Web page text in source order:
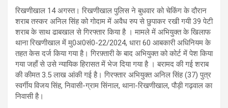
रिखणीखाल 14 अगस्त। रिखणीखाल पुलिस ने बुधवार को चेकिंग के दौरान
शराब तस्कर अनिल सिंह को गोदाम में अवैध रुप से छुपाकर रखी गयी 39 पेटी
शराब के साथ ढाबखाल से गिरफ्तार किया है । मामले में अभियुक्त के खिलाफ
थाना रिखणीखाल में मु0अ0सं0-22/2024, धारा 60 आबकारी अधिनियम के
तहत केस दर्ज किया गया है। गिरफ़्तारी के बाद अभियुक्त को कोर्ट में पेश किया
गया जहाँ से उसे न्यायिक हिरासत में भेज दिया गया है । बरामद की गई शराब
की कीमत 3.5 लाख आंकी गई है। गिरफ्तार अभियुक्त अनिल सिंह (37) पुत्र
स्वर्गीय विजय सिंह, निवासी-ग्राम सिंनाल, थाना-रिखणीखाल, पौड़ी गढ़वाल का
निवासी है।